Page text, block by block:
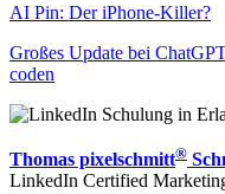
AI Pin: Der iPhone-Killer?
Großes Update bei
coden
Thomas pixelschmitt®
LinkedIn Certified